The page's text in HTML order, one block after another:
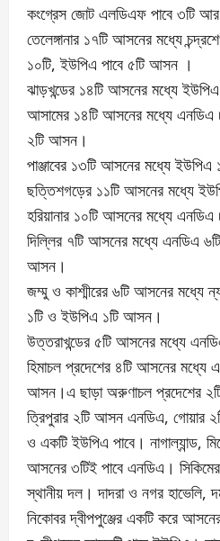
কংগ্রেস জোট এলডিএফ পাবে ৩টি
তেলেঙ্গানার ১৭টি আসনের মধ্যে
১০টি, ইউপিএ পাবে ৫টি আসন ।
ঝাড়খন্ডের ১৪টি আসনের মধ্যে
আসামের ১৪টি আসনের মধ্যে এনডিএ
২টি আসন।
পাঞ্জাবের ১৩টি আসনের মধ্যে
ছত্তিশগড়ের ১১টি আসনের মধ্যে
হরিয়ানার ১০টি আসনের মধ্যে
দিল্লির ৭টি আসনের মধ্যে এনডিএ
আসন।
জম্মু ও কাশ্মীরের ৬টি আসনের মধ্যে
১টি ও ইউপিএ ১টি আসন।
উত্তরাখন্ডের ৫টি আসনের মধ্যে
হিমাচল প্রদেশের ৪টি আসনের মধ্যে
আসন।এ ছাড়া অরুণাচল প্রদেশের
ত্রিপুরার ২টি আসন এনডিএ, গোয়ার
ও একটি ইউপিএ পাবে। নাগাল্যান্ড,
আসনের ৩টিই পাবে এনডিএ।
স্থানীয় দল। দাদরা ও নগর হাভেলি,
নিকোবর দ্বীপপুঞ্জের একটি করে